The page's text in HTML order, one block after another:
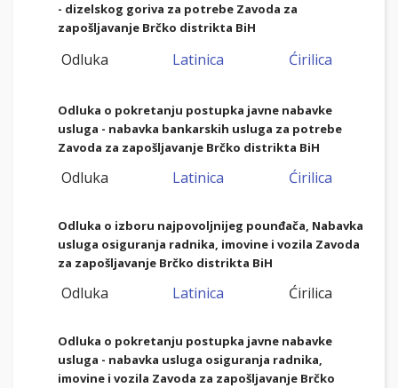
- dizelskog goriva za potrebe Zavoda za
zapošljavanje Brčko distrikta BiH
Odluka Latinica Ćirilica
Odluka o pokretanju postupka javne nabavke
usluga - nabavka bankarskih usluga za potrebe
Zavoda za zapošljavanje Brčko distrikta BiH
Odluka Latinica Ćirilica
Odluka o izboru najpovoljnijeg pounđača, Nabavka
usluga osiguranja radnika, imovine i vozila Zavoda
za zapošljavanje Brčko distrikta BiH
Odluka Latinica Ćirilica
Odluka o pokretanju postupka javne nabavke
usluga - nabavka usluga osiguranja radnika,
imovine i vozila Zavoda za zapošljavanje Brčko